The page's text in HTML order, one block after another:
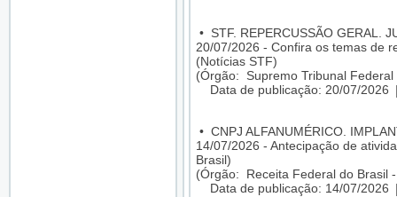
• STF. REPERCUSSÃO GERAL.
20/07/2026 - Confira os temas de
(Notícias STF)
(Órgão: Supremo Tribunal Federal
Data de publicação: 20/07/2026
• CNPJ ALFANUMÉRICO.
14/07/2026 - Antecipação de
Brasil)
(Órgão: Receita Federal do Brasil
Data de publicação: 14/07/2026